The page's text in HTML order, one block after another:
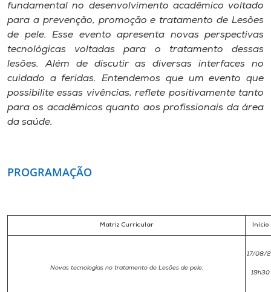
CPA
Biblioteca
Editora
Museu
Store
fundamental no desenvolvimento acadêmico voltado
para a prevenção, promoção e tratamento de Lesões
de pele. Esse evento apresenta novas perspectivas
tecnológicas voltadas para o tratamento dessas
lesões. Além de discutir as diversas interfaces no
cuidado a feridas. Entendemos que um evento que
possibilite essas vivências, reflete positivamente tanto
para os acadêmicos quanto aos profissionais da área
da saúde.
PROGRAMAÇÃO
Matriz Curricular Início
Novas tecnologias no tratamento de Lesões de pele.
17/08/
19h30